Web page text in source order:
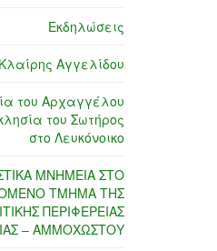
Εκδηλώσεις
Αγγελίδου
του Αρχαγγέλου
του Σωτήρος
στο Λευκόνοικο
ΜΝΗΜΕΙΑ ΣΤΟ
ΤΜΗΜΑ ΤΗΣ
ΠΕΡΙΦΕΡΕΙΑΣ
– ΑΜΜΟΧΩΣΤΟΥ